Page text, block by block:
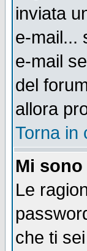
inviata
e-mail...
e-mail
del
allora
Torna in
Mi
Le
che ti